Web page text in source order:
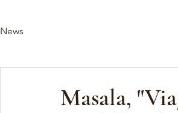
News
Masala,